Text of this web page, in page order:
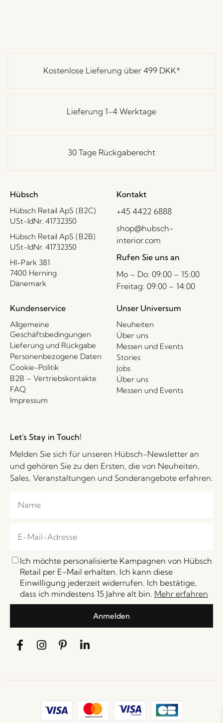
Kostenlose Lieferung über 499 DKK*
Lieferung 1-4 Werktage
30 Tage Rückgaberecht
Hübsch
Hübsch Retail ApS (B2C)
USt-IdNr. 41732350
Hübsch Retail ApS (B2B)
USt-IdNr. 41732350
HI-Park 381
7400 Herning
Dänemark
Kontakt
+45 4422 6888
shop@hubsch-
interior.com
Rufen Sie uns an
Mo – Do: 09:00 – 15:00
Freitag: 09:00 – 14:00
Kundenservice
Allgemeine
Geschäftsbedingungen
Lieferung und Rückgabe
Personenbezogene Daten
Cookie-Politik
B2B – Vertriebskontakte
FAQ
Impressum
Unser Universum
Neuheiten
Über uns
Messen und Events
Stories
Jobs
Über uns
Messen und Events
Let's Stay in Touch!
Melden Sie sich für unseren Hübsch-Newsletter an
und gehören Sie zu den Ersten, die von Neuheiten,
Sales, Veranstaltungen und Sonderangebote erfahren.
Ich möchte personalisierte Kampagnen von Hübsch
Retail per E-Mail erhalten. Ich kann diese
Einwilligung jederzeit widerrufen. Ich bestätige,
dass ich mindestens 15 Jahre alt bin. Mehr erfahren
Anmelden